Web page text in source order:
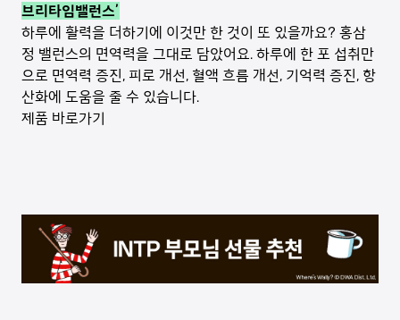
브리타임밸런스’
하루에 활력을 더하기에 이것만 한 것이 또 있을까요? 홍삼
정 밸런스의 면역력을 그대로 담았어요. 하루에 한 포 섭취만
으로 면역력 증진, 피로 개선, 혈액 흐름 개선, 기억력 증진, 항
산화에 도움을 줄 수 있습니다.
제품 바로가기